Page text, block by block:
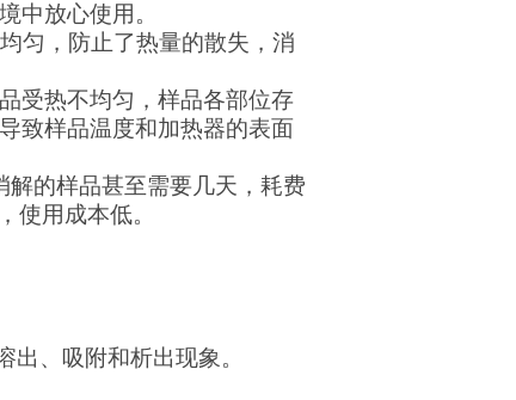
中放心使用。
匀，防止了热量的散失，消
受热不均匀，样品各部位存
致样品温度和加热器的表面
的样品甚至需要几天，耗费
使用成本低。
、吸附和析出现象。